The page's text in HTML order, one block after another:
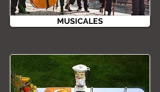
MUSICALES